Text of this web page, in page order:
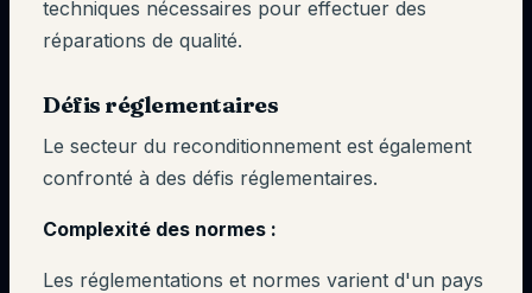
techniques nécessaires pour effectuer des
réparations de qualité.
Défis réglementaires
Le secteur du reconditionnement est également
confronté à des défis réglementaires.
Complexité des normes :
Les réglementations et normes varient d'un pays